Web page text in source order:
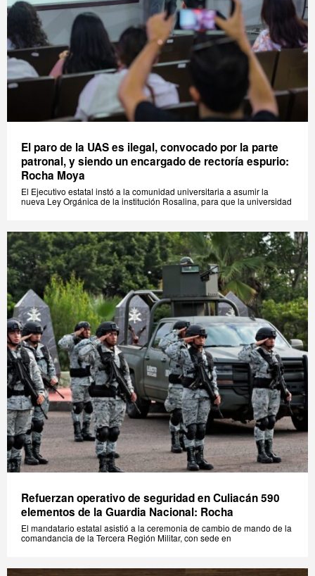
El paro de la UAS es ilegal, convocado por la parte
patronal, y siendo un encargado de rectoría espurio:
Rocha Moya
El Ejecutivo estatal instó a la comunidad universitaria a asumir la
nueva Ley Orgánica de la institución Rosalina, para que la universidad
Refuerzan operativo de seguridad en Culiacán 590
elementos de la Guardia Nacional: Rocha
El mandatario estatal asistió a la ceremonia de cambio de mando de la
comandancia de la Tercera Región Militar, con sede en